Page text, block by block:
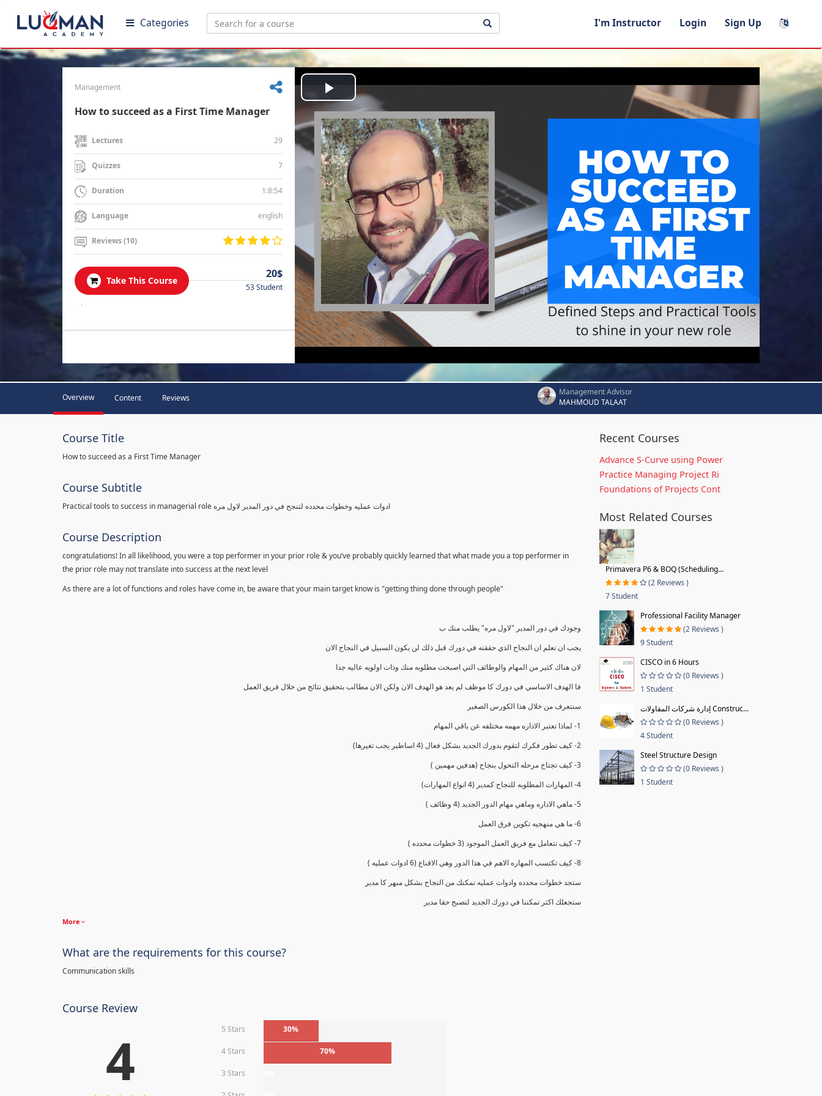
Categories I'm Instructor Login Sign Up
Management
How to succeed as a First Time Manager
Lectures 29
Quizzes 7
Duration 1:8:54
Language english
Reviews (10)
Take This Course
20$
53 Student
.
Play
Video
Overview Content Reviews
Management Advisor
MAHMOUD TALAAT
Course Title
How to succeed as a First Time Manager
Course Subtitle
Practical tools to success in managerial role ادوات عمليه وخطوات محدده لتنجح في دور المدير لاول مره
Course Description
congratulations! In all likelihood, you were a top performer in your prior role & you’ve probably quickly learned that what made you a top performer in
the prior role may not translate into success at the next level
As there are a lot of functions and roles have come in, be aware that your main target know is "getting thing done through people"
وجودك في دور المدير "لاول مره" يطلب منك ب
يجب ان تعلم ان النجاح الذي حققته في دورك قبل ذلك لن يكون السبيل في النجاح الان
لان هناك كثير من المهام والوظائف التي اصبحت مطلوبه منك وذات اولويه عاليه جدا
فا الهدف الاساسي في دورك كا موظف لم يعد هو الهدف الان ولكن الان مطالب بتحقيق نتائج من خلال فريق العمل
سنتعرف من خلال هذا الكورس الصغير
1- لماذا تعتبر الاداره مهمه مختلفه عن باقي المهام
2- كيف تطور فكرك لتقوم بدورك الجديد بشكل فعال (4 اساطير يجب تغيرها)
3- كيف تجتاح مرحله التحول بنجاح (هدفين مهمين )
4- المهارات المطلوبه للنجاح كمدير (4 انواع المهارات)
5- ماهي الاداره وماهي مهام الدور الجديد (4 وظائف )
6- ما هي منهجيه تكوين فرق العمل
7- كيف تتعامل مع فريق العمل الموجود (3 خطوات محدده )
8- كيف تكتسب المهاره الاهم في هذا الدور وهي الاقناع (6 ادوات عمليه )
ستجد خطوات محدده وادوات عمليه تمكنك من النجاح بشكل مبهر كا مدير
ستجعلك اكثر تمكننا في دورك الجديد لتصبح حقا مدير
More
What are the requirements for this course?
Communication skills
Course Review
4 5 Stars 30%
4 Stars 70%
3 Stars
Recent Courses
Advance S-Curve using Power
Practice Managing Project Ri
Foundations of Projects Cont
Most Related Courses
Primavera P6 & BOQ (Scheduling...
(2 Reviews )
7 Student
Professional Facility Manager
(2 Reviews )
9 Student
CISCO in 6 Hours
(0 Reviews )
1 Student
إدارة شركات المقاولات Construc...
(0 Reviews )
4 Student
Steel Structure Design
(0 Reviews )
1 Student